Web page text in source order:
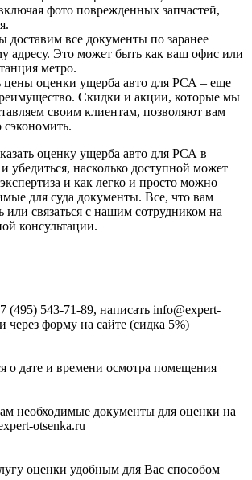
фото поврежденных запчастей,
доставим все документы по заранее
адресу. Это может быть как ваш офис или
метро.
цены оценки ущерба авто для РСА – еще
Скидки и акции, которые мы
своим клиентам, позволяют вам
оценку ущерба авто для РСА в
убедиться, насколько доступной может
и как легко и просто можно
для суда документы. Все, что вам
или связаться с нашим сотрудником на
консультации.
(495) 543-71-89, написать info@expert-
через форму на сайте (сидка 5%)
о дате и времени осмотра помещения
необходимые документы для оценки на
otsenka.ru
оценки удобным для Вас способом